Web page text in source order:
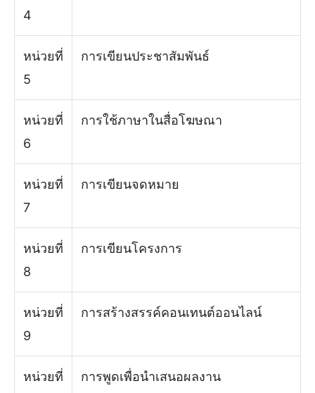
4
หน่วยที่
5
การเขียนประชาสัมพันธ์
หน่วยที่
6
การใช้ภาษาในสื่อโฆษณา
หน่วยที่
7
การเขียนจดหมาย
หน่วยที่
8
การเขียนโครงการ
หน่วยที่
9
การสร้างสรรค์คอนเทนต์ออนไลน์
หน่วยที่
การพูดเพื่อนำเสนอผลงาน